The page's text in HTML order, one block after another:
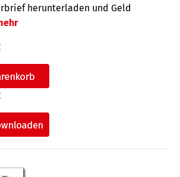
herunterladen und Geld